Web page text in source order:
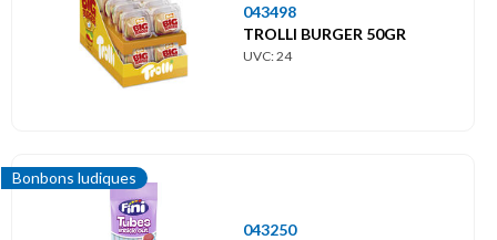
043498
TROLLI BURGER 50GR
UVC: 24
Bonbons ludiques
043250